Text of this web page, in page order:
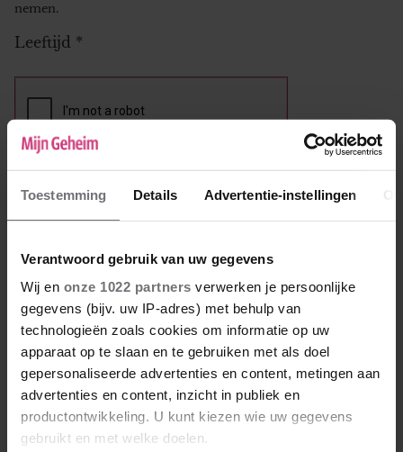
Toestemming Details Advertentie-instellingen
Verantwoord gebruik van uw gegevens
Wij en onze 1022 partners verwerken je persoonlijke
gegevens (bijv. uw IP-adres) met behulp van
technologieën zoals cookies om informatie op uw
apparaat op te slaan en te gebruiken met als doel
gepersonaliseerde advertenties en content, metingen aan
advertenties en content, inzicht in publiek en
productontwikkeling. U kunt kiezen wie uw gegevens
gebruikt en met welke doelen.
nemen.
Leeftijd *
Reactie*